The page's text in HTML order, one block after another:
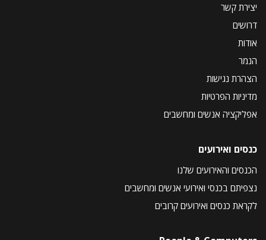
יצירת קשר
דרושים
אודות
הנמר
הצהרת נגישות
מדיניות הפרטיות
אפליקציה אנשים ומחשבים
כנסים ואירועים
הכנסים והאירועים שלנו
נצפיתם בכנסי ואירועי אנשים ומחשבים
לקראת כנסים ואירועים קרובים